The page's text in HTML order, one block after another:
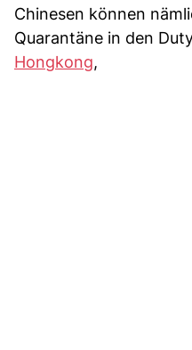
Chinesen können
Quarantäne in den
Hongkong,